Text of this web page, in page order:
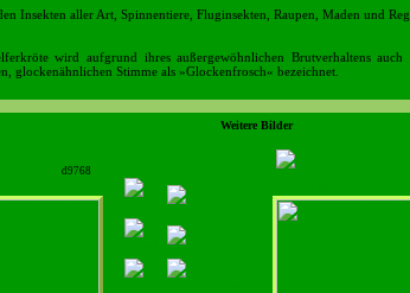
Insekten aller Art, Spinnentiere, Fluginsekten, Raupen, Maden und
wird aufgrund ihres außergewöhnlichen Brutverhaltens
glockenähnlichen Stimme als »Glockenfrosch« bezeichnet.
Weitere Bilder
d9768